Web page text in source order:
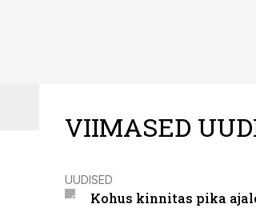
VIIMASED
UUDISED
Kohus kinnitas pika